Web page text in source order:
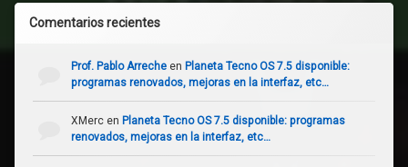
Comentarios recientes
Prof. Pablo Arrecheen Planeta Tecno OS 7.5 disponible:
programas renovados, mejoras en la interfaz, etc…
XMercen Planeta Tecno OS 7.5 disponible: programas
renovados, mejoras en la interfaz, etc…